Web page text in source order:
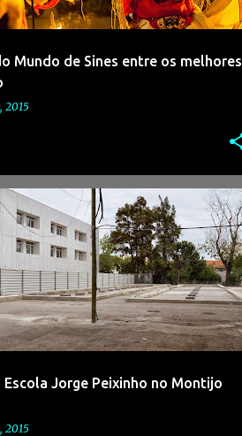
Mundo de Sines entre os melhores
2015
Escola Jorge Peixinho no Montijo
2015